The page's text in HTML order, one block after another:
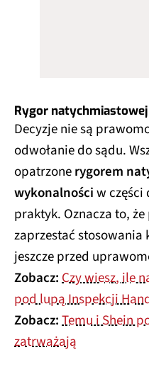
Rygor
Decyzje nie są
odwołanie do sądu.
opatrzonerygorem
wykonalnościw części
praktyk. Oznacza to,
zaprzestać stosowania
jeszcze przed
Zobacz:Czy wiesz, ile
pod lupą Inspekcji
Zobacz:Temu i Shein
zatrważają